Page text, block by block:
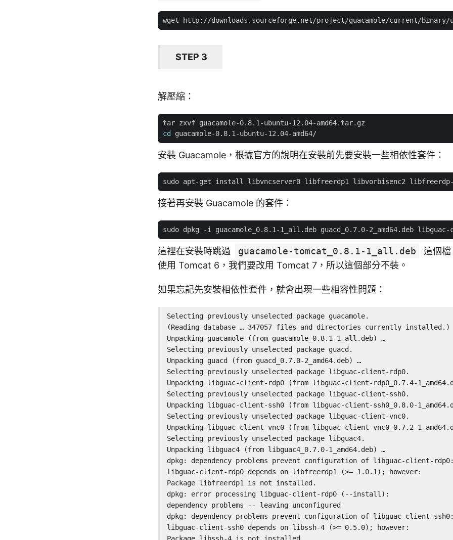
STEP 3
解壓縮：
cd
安裝 Guacamole，根據官方的說明在安裝前先要安裝一些相依性套件：
接著再安裝 Guacamole 的套件：
這裡在安裝時跳過 guacamole-tomcat_0.8.1-1_all.deb
這個
使用 Tomcat 6，我們要改用 Tomcat 7，所以這個部分不裝。
如果忘記先安裝相依性套件，就會出現一些相容性問題：
Selecting previously unselected package guacamole.
(Reading database … 347057 files and directories currently installed.)
Unpacking guacamole (from guacamole_0.8.1-1_all.deb) …
Selecting previously unselected package guacd.
Unpacking guacd (from guacd_0.7.0-2_amd64.deb) …
Selecting previously unselected package libguac-client-rdp0.
Unpacking libguac-client-rdp0 (from libguac-client-rdp0_0.7.4-
Selecting previously unselected package libguac-client-ssh0.
Unpacking libguac-client-ssh0 (from libguac-client-ssh0_0.8.0-
Selecting previously unselected package libguac-client-vnc0.
Unpacking libguac-client-vnc0 (from libguac-client-vnc0_0.7.2-
Selecting previously unselected package libguac4.
Unpacking libguac4 (from libguac4_0.7.0-1_amd64.deb) …
dpkg: dependency problems prevent configuration of libguac-client-rdp0:
libguac-client-rdp0 depends on libfreerdp1 (>= 1.0.1); however:
Package libfreerdp1 is not installed.
dpkg: error processing libguac-client-rdp0 (--install):
dependency problems -- leaving unconfigured
dpkg: dependency problems prevent configuration of libguac-client-ssh0:
libguac-client-ssh0 depends on libssh-4 (>= 0.5.0); however: